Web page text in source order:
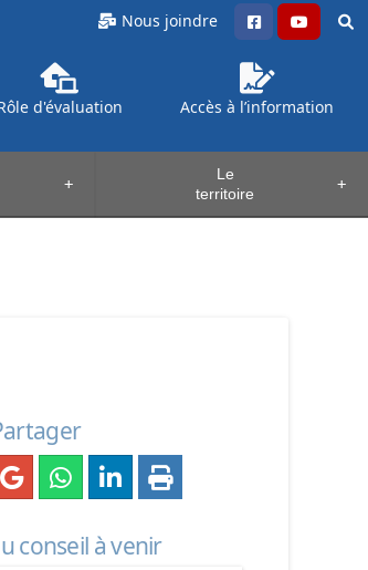
Nous joindre
d'évaluation Accès à l’information
+ +
Le
territoire
conseil à venir